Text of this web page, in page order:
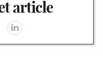
article